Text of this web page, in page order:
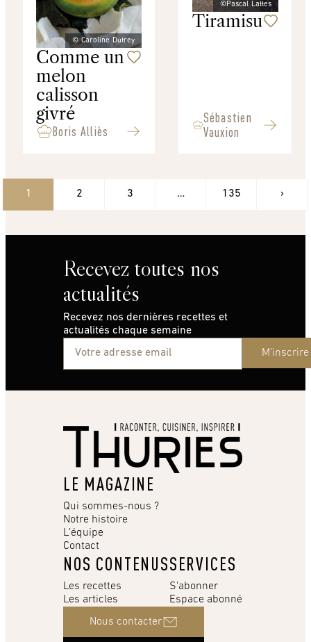
© Caroline Dutrey
Comme un
melon
calisson
givré
Boris Alliès
©Pascal Lattes
Tiramisu
Sébastien
Vauxion
1 2 3 … 135 ›
Recevez toutes nos
actualités
Recevez nos dernières recettes et
actualités chaque semaine
M'inscrire
LE MAGAZINE
Qui sommes-nous ?
Notre histoire
L’équipe
Contact
NOS CONTENUS
Les recettes
Les articles
SERVICES
S'abonner
Espace abonné
Nous contacter